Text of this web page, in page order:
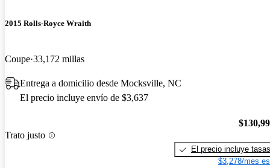
2015 Rolls-Royce Wraith
Coupe 33,172 millas
Entrega a domicilio desde Mocksville, NC
El precio incluye envío de $3,637
Trato justo
El precio incluye tasas
$3,278/mes